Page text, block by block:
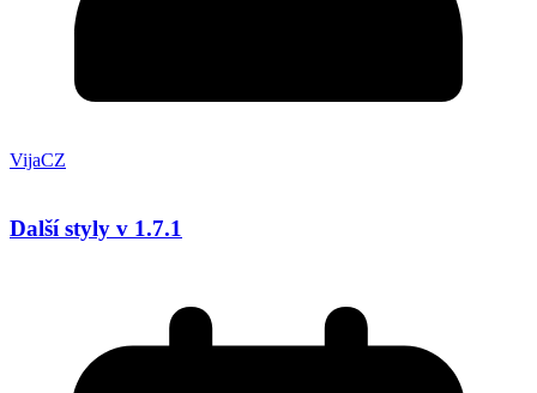
VijaCZ
Další styly v 1.7.1